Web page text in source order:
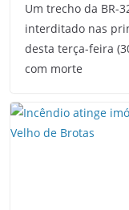
Um trecho da BR-
interditado nas
desta terça-feira
com morte